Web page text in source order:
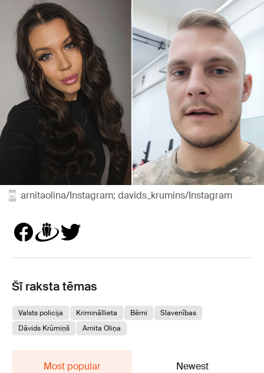
arnitaolina/Instagram; davids_krumins/Instagram
Šī raksta tēmas
Valsts policija Krimināllieta Bērni
Slavenības
Dāvids Krūmiņš
Arnita Oliņa
Most popular Newest